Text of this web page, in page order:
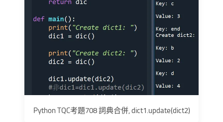
Python TQC考題708 詞典合併, dict1.update(dict2)